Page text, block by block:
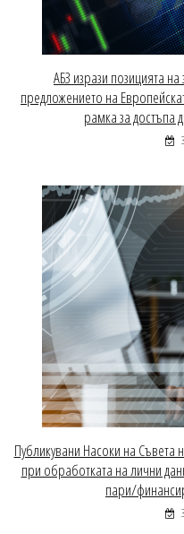
АБЗ изрази позицията
предложението на
рамка за достъпа
Публикувани Насоки на Съвета
при обработката на лични
пари/